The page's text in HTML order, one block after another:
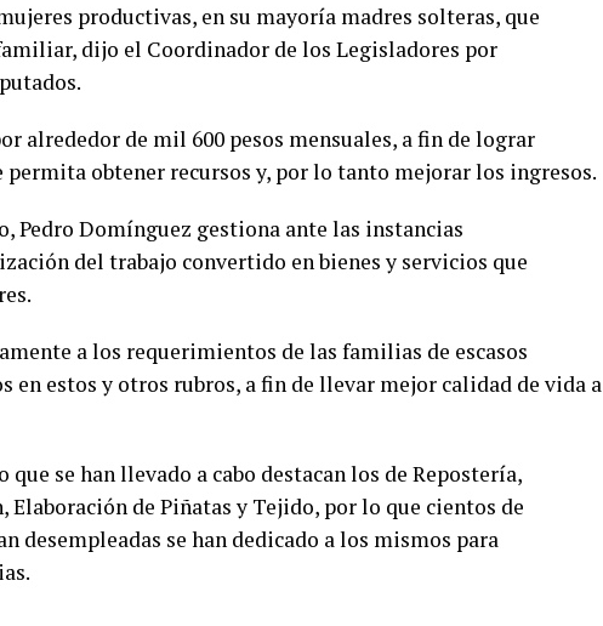
productivas, en su mayoría madres solteras, que
dijo el Coordinador de los Legisladores por
alrededor de mil 600 pesos mensuales, a fin de lograr
obtener recursos y, por lo tanto mejorar los ingresos.
Pedro Domínguez gestiona ante las instancias
del trabajo convertido en bienes y servicios que
a los requerimientos de las familias de escasos
en estos y otros rubros, a fin de llevar mejor calidad de vida a
se han llevado a cabo destacan los de Repostería,
de Piñatas y Tejido, por lo que cientos de
desempleadas se han dedicado a los mismos para